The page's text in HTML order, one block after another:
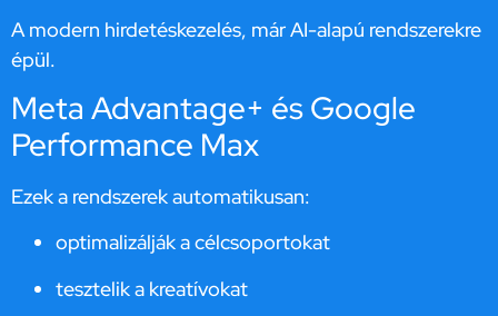
A modern hirdetéskezelés, már AI-alapú rendszerekre
épül.
Meta Advantage+ és Google
Performance Max
Ezek a rendszerek automatikusan:
optimalizálják a célcsoportokat
tesztelik a kreatívokat